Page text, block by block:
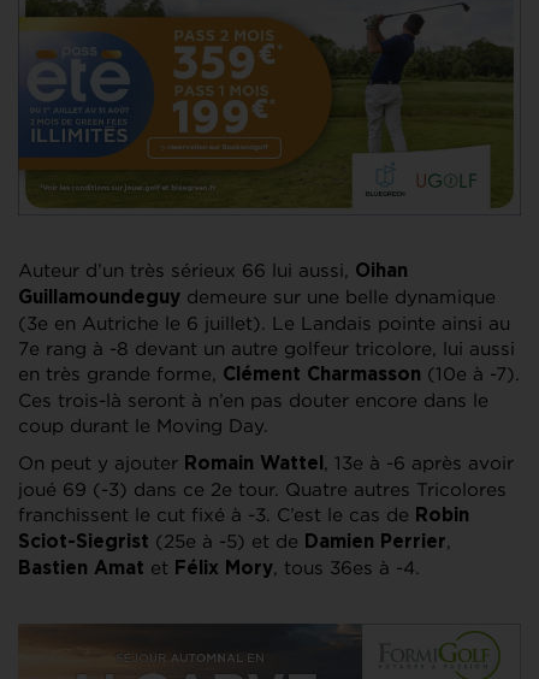
Auteur d’un très sérieux 66 lui aussi, Oihan
Guillamoundeguy demeure sur une belle dynamique
(3e en Autriche le 6 juillet). Le Landais pointe ainsi au
7e rang à -8 devant un autre golfeur tricolore, lui aussi
en très grande forme, Clément Charmasson (10e à -7).
Ces trois-là seront à n’en pas douter encore dans le
coup durant le Moving Day.
On peut y ajouter Romain Wattel , 13e à -6 après avoir
joué 69 (-3) dans ce 2e tour. Quatre autres Tricolores
franchissent le cut fixé à -3. C’est le cas de Robin
Sciot-Siegrist (25e à -5) et de Damien Perrier,
Bastien Amat et Félix Mory, tous 36es à -4.